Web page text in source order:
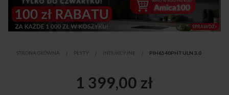
STRONA GŁÓWNA PŁYTY INDUKCYJNE PIH6540PHTULN 3.0
1 399,00 zł